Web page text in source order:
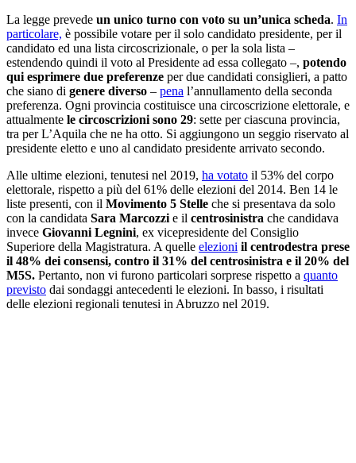
La legge prevede un unico turno con voto su un’unica scheda. In
particolare, è possibile votare per il solo candidato presidente, per il
candidato ed una lista circoscrizionale, o per la sola lista –
estendendo quindi il voto al Presidente ad essa collegato –, potendo
qui esprimere due preferenze per due candidati consiglieri, a patto
che siano di genere diverso – pena l’annullamento della seconda
preferenza. Ogni provincia costituisce una circoscrizione elettorale, e
attualmente le circoscrizioni sono 29: sette per ciascuna provincia,
tra per L’Aquila che ne ha otto. Si aggiungono un seggio riservato al
presidente eletto e uno al candidato presidente arrivato secondo.
Alle ultime elezioni, tenutesi nel 2019, ha votato il 53% del corpo
elettorale, rispetto a più del 61% delle elezioni del 2014. Ben 14 le
liste presenti, con il Movimento 5 Stelle che si presentava da solo
con la candidata Sara Marcozzi e il centrosinistra che candidava
invece Giovanni Legnini, ex vicepresidente del Consiglio
Superiore della Magistratura. A quelle elezioni il centrodestra prese
il 48% dei consensi, contro il 31% del centrosinistra e il 20% del
M5S. Pertanto, non vi furono particolari sorprese rispetto a quanto
previsto dai sondaggi antecedenti le elezioni. In basso, i risultati
delle elezioni regionali tenutesi in Abruzzo nel 2019.